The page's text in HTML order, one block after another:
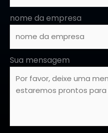
nome da empresa
Sua mensagem